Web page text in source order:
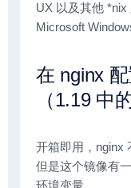
UX 以及其他
Microsoft
在 nginx
（1.19 中
开箱即用，nginx
但是这个镜像有